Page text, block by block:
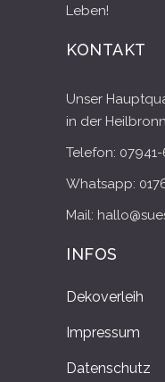
Leben!
KONTAKT
Unser
in der
Telefon:
Whatsapp:
Mail:
INFOS
Dekoverleih
Impressum
Datenschutz